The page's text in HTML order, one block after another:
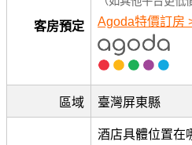
客房預定 Agoda特價訂房
區域 臺灣屏東縣
酒店具體位置在